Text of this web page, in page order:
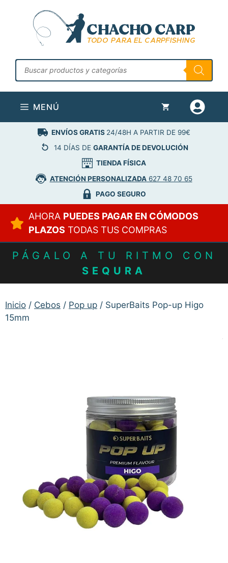
contenido
Búsqueda
de
productos
MENÚ
ENVÍOS GRATIS 24/48H A PARTIR DE 99€
14 DÍAS DE GARANTÍA DE DEVOLUCIÓN
TIENDA FÍSICA
ATENCIÓN PERSONALIZADA627 48 70 65
PAGO SEGURO
AHORA PUEDES PAGAR EN CÓMODOS
PLAZOS TODAS TUS COMPRAS
PÁGALO A TU RITMO CON
SEQURA
Inicio / Cebos / Pop up / SuperBaits Pop-up Higo
15mm